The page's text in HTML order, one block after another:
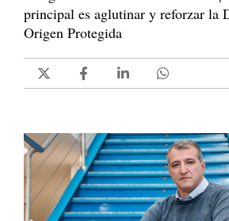
principal es aglutinar y reforzar la
Origen Protegida